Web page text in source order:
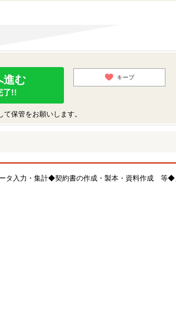
進む
了!!
キープ
保管をお願いします。
入力・集計◆契約書の作成・製本・資料作成 等◆